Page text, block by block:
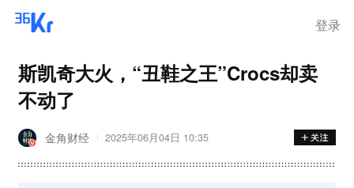
登录
斯凯奇大火，“丑鞋之王”Crocs却卖
不动了
金角财经 2025年06月04日 10:35